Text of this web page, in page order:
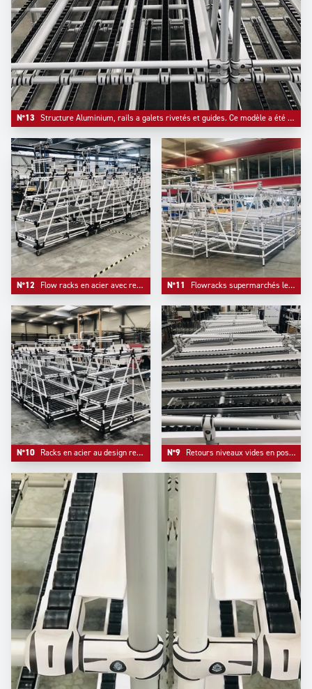
N°13 Structure Aluminium, rails a galets rivetés et guides. Ce modèle a été configuré avec une fonction 'stop tubes' en partie frontale.
N°12 Flow racks en acier avec retour en position basse, panneau d'information et montage sur roulettes platines. N°11 Flowracks supermarchés lean manufacturing en Aluminium blanc monté sur pieds réglables .
N°10 Racks en acier au design renforcé: les choix de matériaux ideal quand la mobilité n'est pas la priorité. N°9 Retours niveaux vides en position supérieure sur flowracks, le choix usuel de l'industrie automobile.